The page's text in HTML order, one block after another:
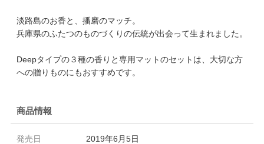
淡路島のお香と、播磨のマッチ。
兵庫県のふたつのものづくりの伝統が出会って生まれました。
Deepタイプの３種の香りと専用マットのセットは、大切な方
への贈りものにもおすすめです。
商品情報
発売日
2019年6月5日